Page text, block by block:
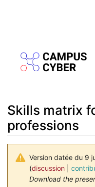
Skills matrix
professions
Version datée du 9
(discussion
Download the